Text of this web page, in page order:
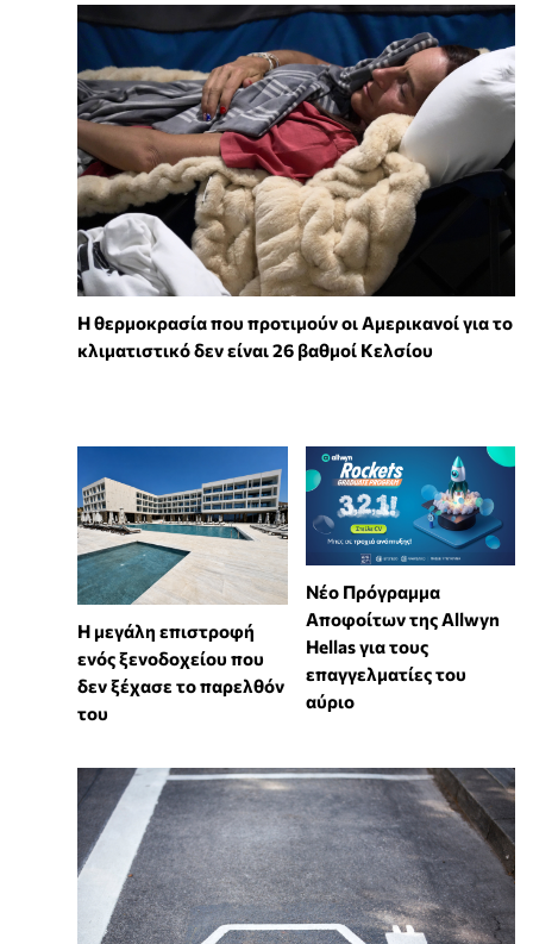
Η θερμοκρασία που προτιμούν οι Αμερικανοί για το
κλιματιστικό δεν είναι 26 βαθμοί Κελσίου
Η μεγάλη επιστροφή
ενός ξενοδοχείου που
δεν ξέχασε το παρελθόν
του
Νέο Πρόγραμμα
Αποφοίτων της Allwyn
Hellas για τους
επαγγελματίες του
αύριο